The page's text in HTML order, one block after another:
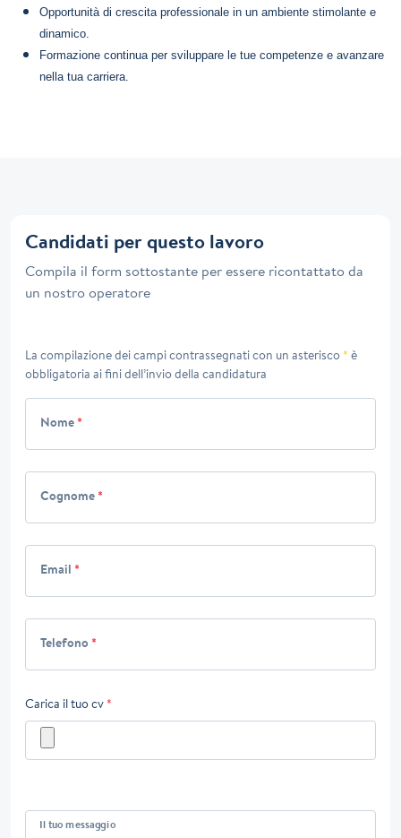
Opportunità di crescita professionale in un ambiente stimolante e
dinamico.
Formazione continua per sviluppare le tue competenze e avanzare
nella tua carriera.
Candidati per questo lavoro
Compila il form sottostante per essere ricontattato da
un nostro operatore
La compilazione dei campi contrassegnati con un asterisco * è
obbligatoria ai fini dell’invio della candidatura
Nome *
Cognome *
Email *
Telefono *
Carica il tuo cv *
Il tuo messaggio